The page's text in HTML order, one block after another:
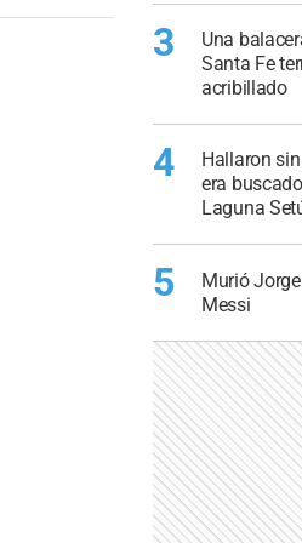
3
Una
Santa Fe
acribillado
4
Hallaron
era
Laguna
5
Murió
Messi